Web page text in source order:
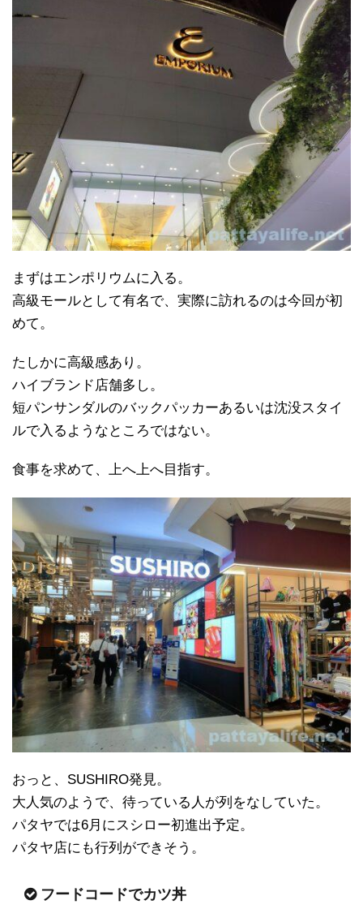
まずはエンポリウムに入る。
高級モールとして有名で、実際に訪れるのは今回が初
めて。
たしかに高級感あり。
ハイブランド店舗多し。
短パンサンダルのバックパッカーあるいは沈没スタイ
ルで入るようなところではない。
食事を求めて、上へ上へ目指す。
おっと、SUSHIRO発見。
大人気のようで、待っている人が列をなしていた。
パタヤでは6月にスシロー初進出予定。
パタヤ店にも行列ができそう。
フードコードでカツ丼